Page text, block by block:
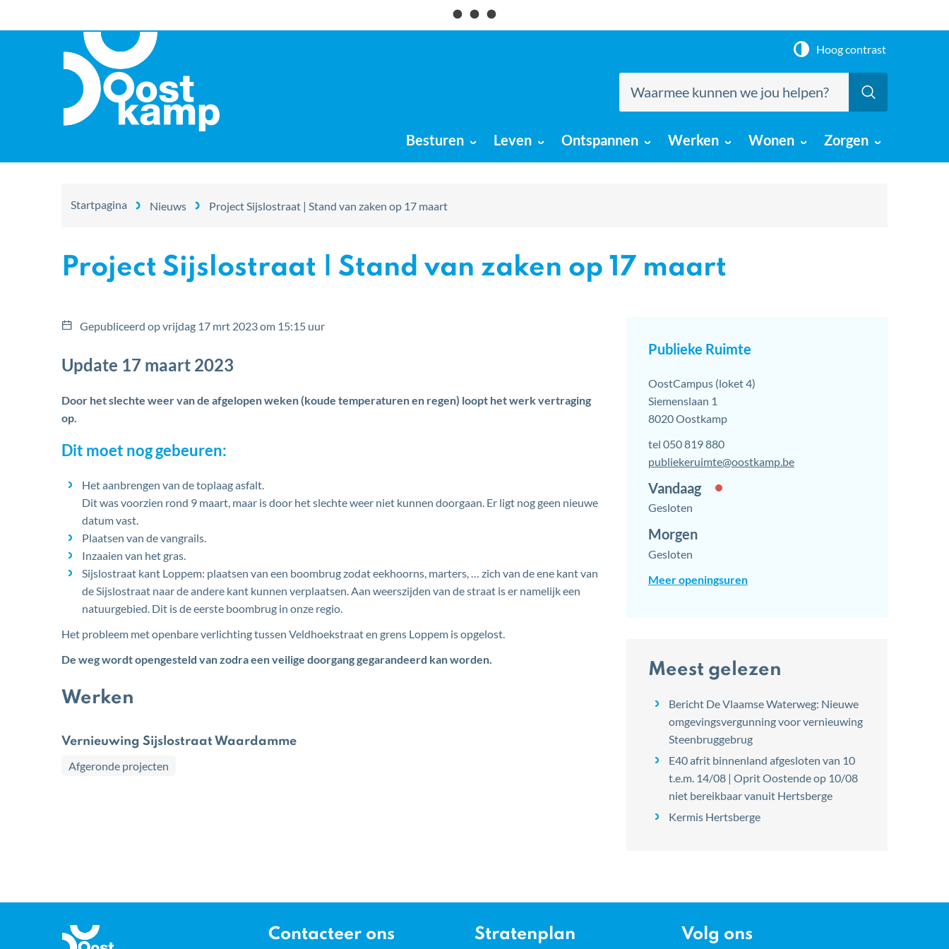
Oostkamp Hoog contrast
kunnen
we
helpen?
Besturen Leven Ontspannen Werken Wonen Zorgen
Startpagina Nieuws Project Sijslostraat | Stand van zaken op 17 maart
Project Sijslostraat | Stand van zaken op 17 maart
Gepubliceerd opvrijdag 17 mrt 2023 om 15:15 uur
Update 17 maart 2023
Door het slechte weer van de afgelopen weken (koude temperaturen en regen) loopt het werk vertraging
op.
Dit moet nog gebeuren:
Het aanbrengen van de toplaag asfalt.
Dit was voorzien rond 9 maart, maar is door het slechte weer niet kunnen doorgaan. Er ligt nog geen nieuwe
datum vast.
Plaatsen van de vangrails.
Inzaaien van het gras.
Sijslostraat kant Loppem: plaatsen van een boombrug zodat eekhoorns, marters, … zich van de ene kant van
de Sijslostraat naar de andere kant kunnen verplaatsen. Aan weerszijden van de straat is er namelijk een
natuurgebied. Dit is de eerste boombrug in onze regio.
Het probleem met openbare verlichting tussen Veldhoekstraat en grens Loppem is opgelost.
De weg wordt opengesteld van zodra een veilige doorgang gegarandeerd kan worden.
Werken
Vernieuwing Sijslostraat Waardamme
Afgeronde projecten
Contact
Publieke Ruimte
Adres
OostCampus (loket 4)
Siemenslaan 1
,8020Oostkamp
tel 050 819 880
E-
publiekeruimte@oostkamp.be
Vandaag
Gesloten
Morgen
Gesloten
Meer openingsurenPublieke
Meest gelezen
Bericht De Vlaamse Waterweg: Nieuwe
omgevingsvergunning voor vernieuwing
Steenbruggebrug
E40 afrit binnenland afgesloten van 10
t.e.m. 14/08 | Oprit Oostende op 10/08
niet bereikbaar vanuit Hertsberge
Kermis Hertsberge
Gemeente
Oostkamp
Contacteer ons Stratenplan Volg ons